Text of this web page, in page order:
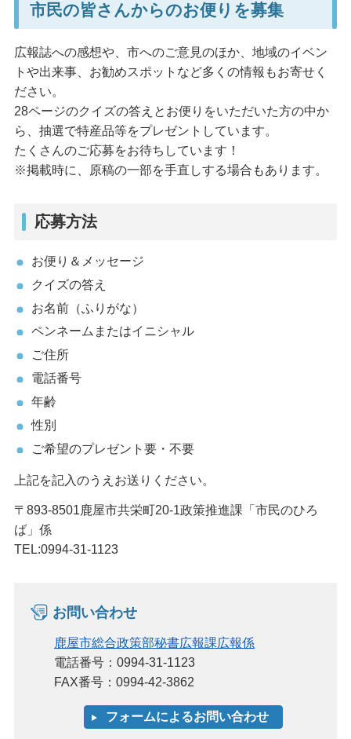
市民の皆さんからのお便りを募集
広報誌への感想や、市へのご意見のほか、地域のイベン
トや出来事、お勧めスポットなど多くの情報もお寄せく
ださい。
28ページのクイズの答えとお便りをいただいた方の中か
ら、抽選で特産品等をプレゼントしています。
たくさんのご応募をお待ちしています！
※掲載時に、原稿の一部を手直しする場合もあります。
応募方法
お便り＆メッセージ
クイズの答え
お名前（ふりがな）
ペンネームまたはイニシャル
ご住所
電話番号
年齢
性別
ご希望のプレゼント要・不要
上記を記入のうえお送りください。
〒893-8501鹿屋市共栄町20-1政策推進課「市民のひろ
ば」係
TEL:0994-31-1123
お問い合わせ
鹿屋市総合政策部秘書広報課広報係
電話番号：0994-31-1123
FAX番号：0994-42-3862